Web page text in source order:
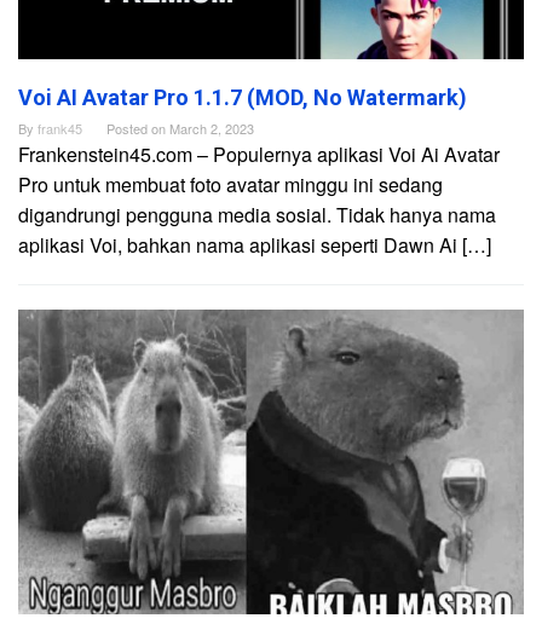
Voi AI Avatar Pro 1.1.7 (MOD, No Watermark)
By frank45 Posted on March 2, 2023
Frankenstein45.com – Populernya aplikasi Voi Ai Avatar
Pro untuk membuat foto avatar minggu ini sedang
digandrungi pengguna media sosial. Tidak hanya nama
aplikasi Voi, bahkan nama aplikasi seperti Dawn Ai […]